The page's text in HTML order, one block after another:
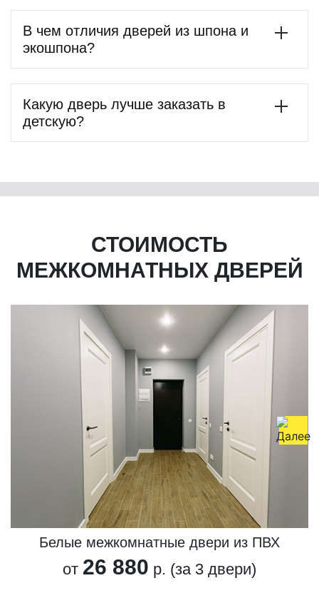
В чем отличия дверей из шпона и
экошпона?
Какую дверь лучше заказать в
детскую?
СТОИМОСТЬ
МЕЖКОМНАТНЫХ ДВЕРЕЙ
Белые межкомнатные двери из ПВХ
от 26 880 р. (за 3 двери)